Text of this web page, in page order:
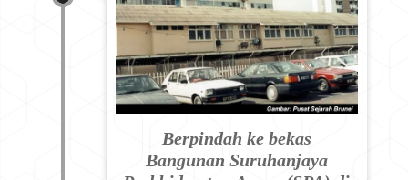
Berpindah ke bekas
Bangunan Suruhanjaya